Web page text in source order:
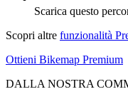
Scarica questo
Scopri altre funzionalità
Ottieni Bikemap Premium
DALLA NOSTRA